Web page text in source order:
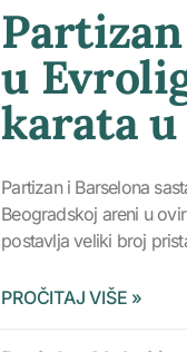
u
karata
Partizan i Barselona
Beogradskoj areni u
postavlja veliki broj
PROČITAJ VIŠE »